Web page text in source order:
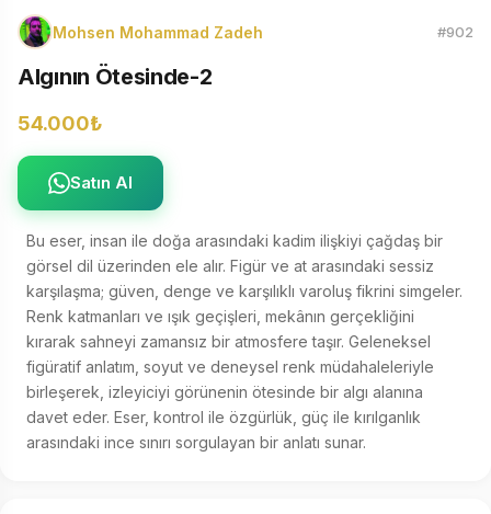
Mohsen Mohammad Zadeh #902
Algının Ötesinde-2
54.000₺
Satın Al
Bu eser, insan ile doğa arasındaki kadim ilişkiyi çağdaş bir
görsel dil üzerinden ele alır. Figür ve at arasındaki sessiz
karşılaşma; güven, denge ve karşılıklı varoluş fikrini simgeler.
Renk katmanları ve ışık geçişleri, mekânın gerçekliğini
kırarak sahneyi zamansız bir atmosfere taşır. Geleneksel
figüratif anlatım, soyut ve deneysel renk müdahaleleriyle
birleşerek, izleyiciyi görünenin ötesinde bir algı alanına
davet eder. Eser, kontrol ile özgürlük, güç ile kırılganlık
arasındaki ince sınırı sorgulayan bir anlatı sunar.